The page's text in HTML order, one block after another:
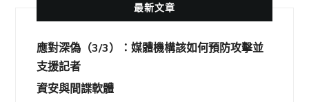
最新文章
應對深偽（3/3）：媒體機構該如何預防攻擊並
支援記者
資安與間諜軟體